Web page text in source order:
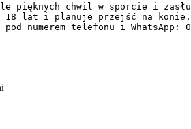
pięknych chwil w sporcie i
18 lat i planuje przejść na
numerem telefonu i WhatsApp: